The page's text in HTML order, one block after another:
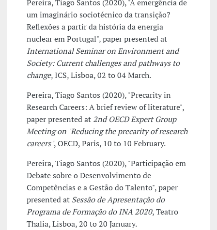
Pereira, Tiago Santos (2020), "A emergência de
um imaginário sociotécnico da transição?
Reflexões a partir da história da energia
nuclear em Portugal", paper presented at
International Seminar on Environment and
Society: Current challenges and pathways to
change, ICS, Lisboa, 02 to 04 March.
Pereira, Tiago Santos (2020), "Precarity in
Research Careers: A brief review of literature",
paper presented at 2nd OECD Expert Group
Meeting on "Reducing the precarity of research
careers", OECD, Paris, 10 to 10 February.
Pereira, Tiago Santos (2020), "Participação em
Debate sobre o Desenvolvimento de
Competências e a Gestão do Talento", paper
presented at Sessão de Apresentação do
Programa de Formação do INA 2020, Teatro
Thalia, Lisboa, 20 to 20 January.